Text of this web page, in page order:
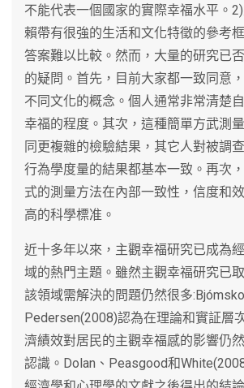
不能代表一個國家的實際幸福水平。
賴帶有很強的生活和文化特徵的參考
答案難以比較。然而，大量的研究已
的疑問。首先，目前大家都一致同意
不同文化的概念。個人通常非常清楚
幸福的程度。其次，這種簡單方武測
同更複雜的檢驗結果，其它人對被調
行為學度量的結果都基本一致。再次
式的測量方法在內部一致性，信度和
高的科學標准。
近十多年以來，主觀幸福研究已成為
域的熱門主題。雖然主觀幸福研究已
該領域需解決的問題仍然很多
Pedersen(2008)認為在理論和實証層
濟績效對居民的主觀幸福感的影響仍
認識。Dolan、Peasgood和